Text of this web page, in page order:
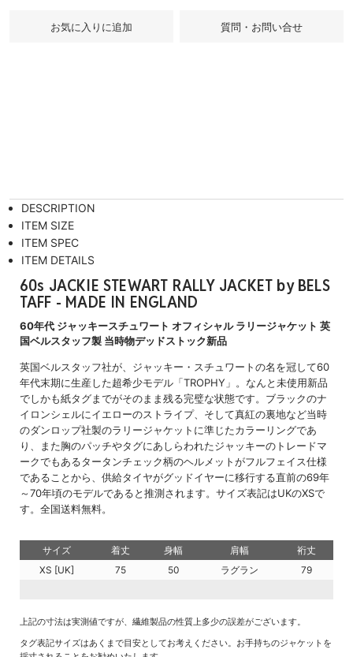
質問・お問い合せ
DESCRIPTION
ITEM SIZE
ITEM SPEC
ITEM DETAILS
60s JACKIE STEWART RALLY JACKET by BELS
TAFF - MADE IN ENGLAND
60年代 ジャッキースチュワート オフィシャル ラリージャケット 英
国ベルスタッフ製 当時物デッドストック新品
英国ベルスタッフ社が、ジャッキー・スチュワートの名を冠して60
年代末期に生産した超希少モデル「TROPHY」。なんと未使用新品
でしかも紙タグまでがそのまま残る完璧な状態です。ブラックのナ
イロンシェルにイエローのストライプ、そして真紅の裏地など当時
のダンロップ社製のラリージャケットに準じたカラーリングであ
り、また胸のパッチやタグにあしらわれたジャッキーのトレードマ
ークでもあるタータンチェック柄のヘルメットがフルフェイス仕様
であることから、供給タイヤがグッドイヤーに移行する直前の69年
～70年頃のモデルであると推測されます。サイズ表記はUKのXSで
す。全国送料無料。
サイズ 着丈 身幅 肩幅
裄丈
XS [UK]
75 50 ラグラン 79
上記の寸法は実測値ですが、繊維製品の性質上多少の誤差がございます。
タグ表記サイズはあくまで目安としてお考えください。お手持ちのジャケットを